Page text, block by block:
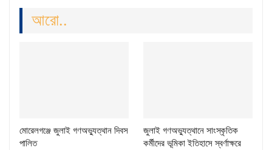
আরো..
মোরেলগঞ্জে জুলাই গণঅভ্যুত্থান দিবস
পালিত
জুলাই গণঅভ্যুত্থানে সাংস্কৃতিক
কর্মীদের ভূমিকা ইতিহাসে স্বর্ণাক্ষরে